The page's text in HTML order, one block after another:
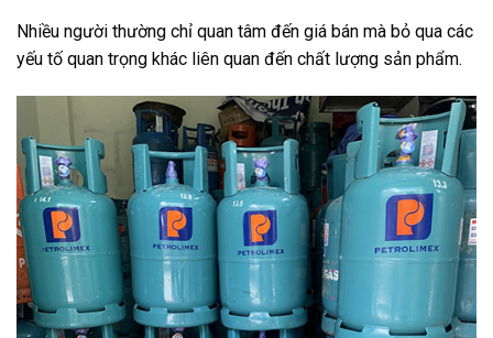
Nhiều người thường chỉ quan tâm đến giá bán mà bỏ qua các
yếu tố quan trọng khác liên quan đến chất lượng sản phẩm.